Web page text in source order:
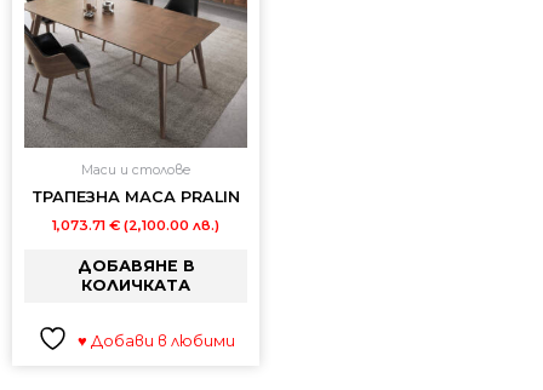
Маси и столове
ТРАПЕЗНА МАСА PRALIN
1,073.71 € (2,100.00 лв.)
ДОБАВЯНЕ В
КОЛИЧКАТА
♥ Добави в любими